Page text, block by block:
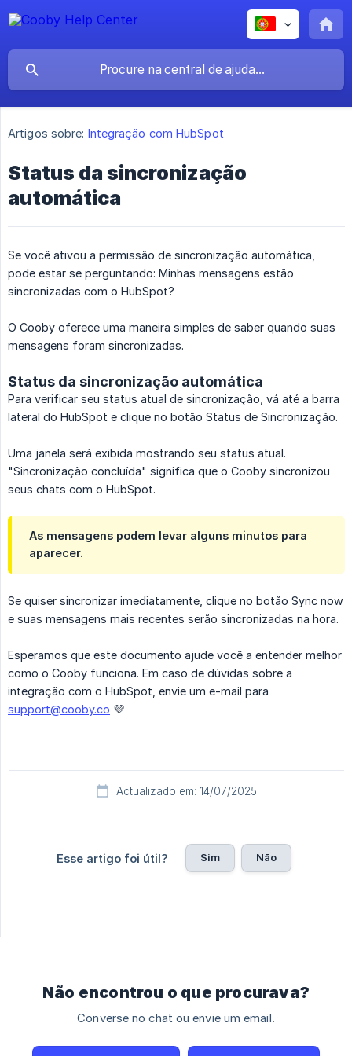
Artigos sobre: Integração com HubSpot
Status da sincronização
automática
Se você ativou a permissão de sincronização automática,
pode estar se perguntando: Minhas mensagens estão
sincronizadas com o HubSpot?
O Cooby oferece uma maneira simples de saber quando suas
mensagens foram sincronizadas.
Status da sincronização automática
Para verificar seu status atual de sincronização, vá até a barra
lateral do HubSpot e clique no botão Status de Sincronização.
Uma janela será exibida mostrando seu status atual.
"Sincronização concluída" significa que o Cooby sincronizou
seus chats com o HubSpot.
As mensagens podem levar alguns minutos para
aparecer.
Se quiser sincronizar imediatamente, clique no botão Sync now
e suas mensagens mais recentes serão sincronizadas na hora.
Esperamos que este documento ajude você a entender melhor
como o Cooby funciona. Em caso de dúvidas sobre a
integração com o HubSpot, envie um e-mail para
support@cooby.co 💜
Actualizado em: 14/07/2025
Esse artigo foi útil? Sim Não
Não encontrou o que procurava?
Converse no chat ou envie um email.